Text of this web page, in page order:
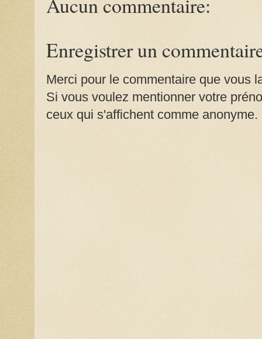
Aucun commentaire:
Enregistrer un
Merci pour le commentaire que vous
Si vous voulez mentionner votre
ceux qui s'affichent comme anonyme.